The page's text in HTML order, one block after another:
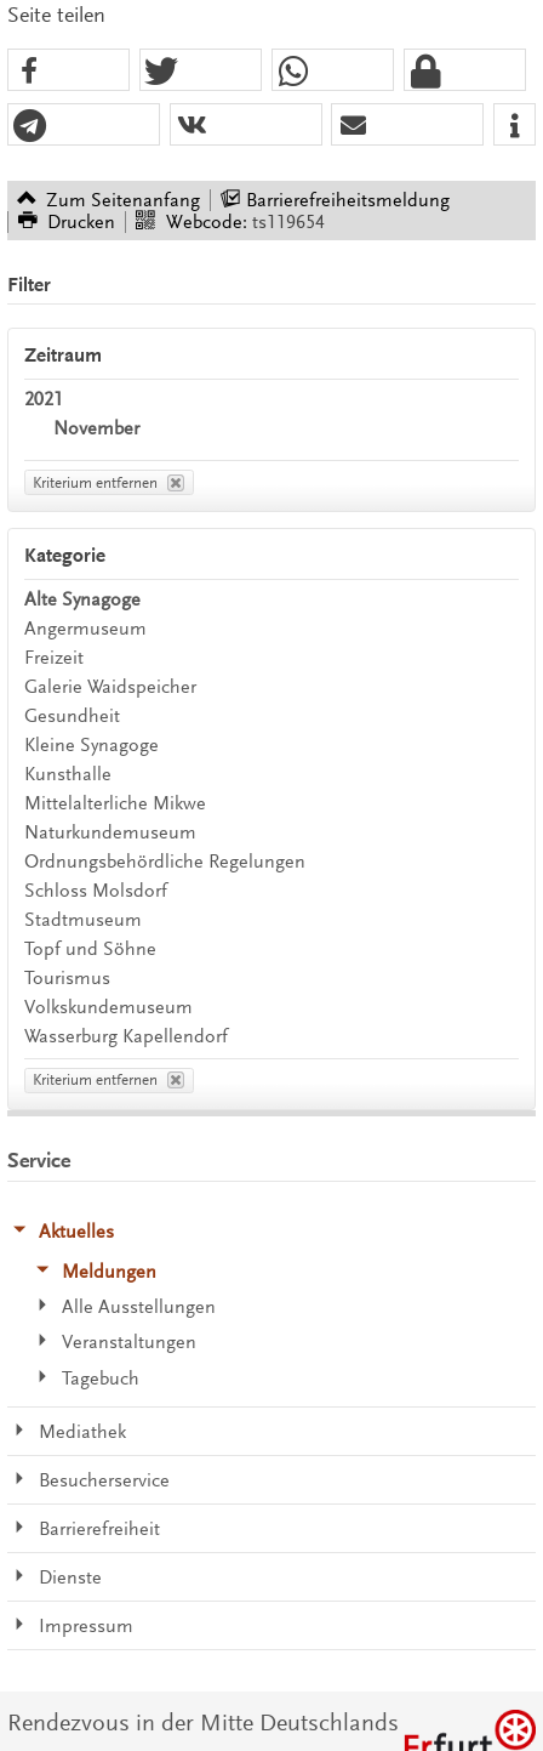
Seite teilen
Zum Seitenanfang
Barrierefreiheitsmeldung
Drucken
Webcode: ts119654
Filter
Zeitraum
2021
November
Kriterium entfernen
Kategorie
Alte Synagoge
Angermuseum
Freizeit
Galerie Waidspeicher
Gesundheit
Kleine Synagoge
Kunsthalle
Mittelalterliche Mikwe
Naturkundemuseum
Ordnungsbehördliche Regelungen
Schloss Molsdorf
Stadtmuseum
Topf und Söhne
Tourismus
Volkskundemuseum
Wasserburg Kapellendorf
Kriterium entfernen
Service
Aktuelles
Meldungen
Alle Ausstellungen
Veranstaltungen
Tagebuch
Mediathek
Besucherservice
Barrierefreiheit
Dienste
Impressum
Rendezvous in der Mitte Deutschlands